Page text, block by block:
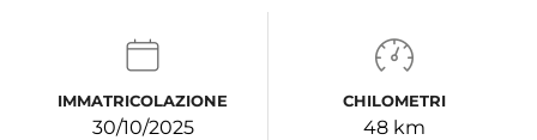
IMMATRICOLAZIONE
30/10/2025
CHILOMETRI
48 km